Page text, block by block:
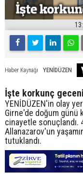
Haber Kaynağı YENİDÜZEN
İşte korkunç
YENİDÜZEN'in olay
Girne'de doğum günü
cinayetle sonuçlandı.
Allanazarov'un
tutuklandı.